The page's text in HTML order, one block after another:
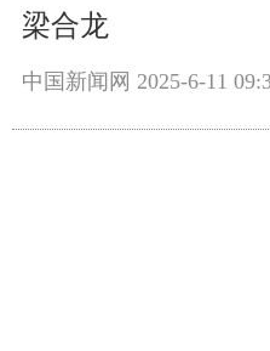
梁合龙
中国新闻网 2025-6-11